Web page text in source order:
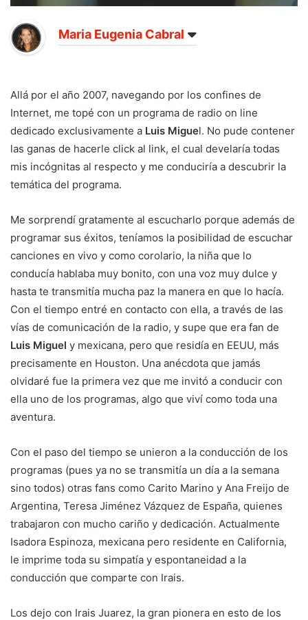
Maria Eugenia Cabral
Allá por el año 2007, navegando por los confines de
Internet, me topé con un programa de radio on line
dedicado exclusivamente a Luis Miguel. No pude contener
las ganas de hacerle click al link, el cual develaría todas
mis incógnitas al respecto y me conduciría a descubrir la
temática del programa.
Me sorprendí gratamente al escucharlo porque además de
programar sus éxitos, teníamos la posibilidad de escuchar
canciones en vivo y como corolario, la niña que lo
conducía hablaba muy bonito, con una voz muy dulce y
hasta te transmitía mucha paz la manera en que lo hacía.
Con el tiempo entré en contacto con ella, a través de las
vías de comunicación de la radio, y supe que era fan de
Luis Miguel y mexicana, pero que residía en EEUU, más
precisamente en Houston. Una anécdota que jamás
olvidaré fue la primera vez que me invitó a conducir con
ella uno de los programas, algo que viví como toda una
aventura.
Con el paso del tiempo se unieron a la conducción de los
programas (pues ya no se transmitía un día a la semana
sino todos) otras fans como Carito Marino y Ana Freijo de
Argentina, Teresa Jiménez Vázquez de España, quienes
trabajaron con mucho cariño y dedicación. Actualmente
Isadora Espinoza, mexicana pero residente en California,
le imprime toda su simpatía y espontaneidad a la
conducción que comparte con Irais.
Los dejo con Irais Juarez, la gran pionera en esto de los